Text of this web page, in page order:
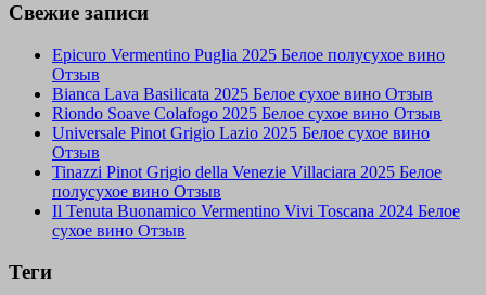
Свежие записи
Epicuro Vermentino Puglia 2025 Белое полусухое вино
Отзыв
Bianca Lava Basilicata 2025 Белое сухое вино Отзыв
Riondo Soave Colafogo 2025 Белое сухое вино Отзыв
Universale Pinot Grigio Lazio 2025 Белое сухое вино
Отзыв
Tinazzi Pinot Grigio della Venezie Villaciara 2025 Белое
полусухое вино Отзыв
Il Tenuta Buonamico Vermentino Vivi Toscana 2024 Белое
сухое вино Отзыв
Теги